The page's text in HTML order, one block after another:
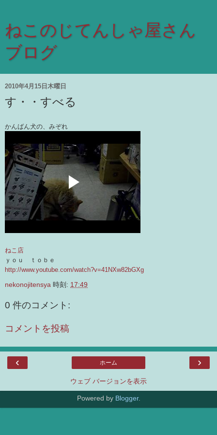
ねこのじてんしゃ屋さん
ブログ
2010年4月15日木曜日
す・・すべる
かんばん犬の、みぞれ
ねこ店
ｙｏｕ ｔｏｂｅ
http://www.youtube.com/watch?v=41NXw82bGXg
nekonojitensya 時刻: 17:49
0 件のコメント:
コメントを投稿
‹ ›
ホーム
ウェブ バージョンを表示
Powered by Blogger.